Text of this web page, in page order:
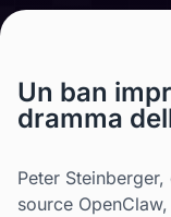
Un ban
dramma
Peter
source